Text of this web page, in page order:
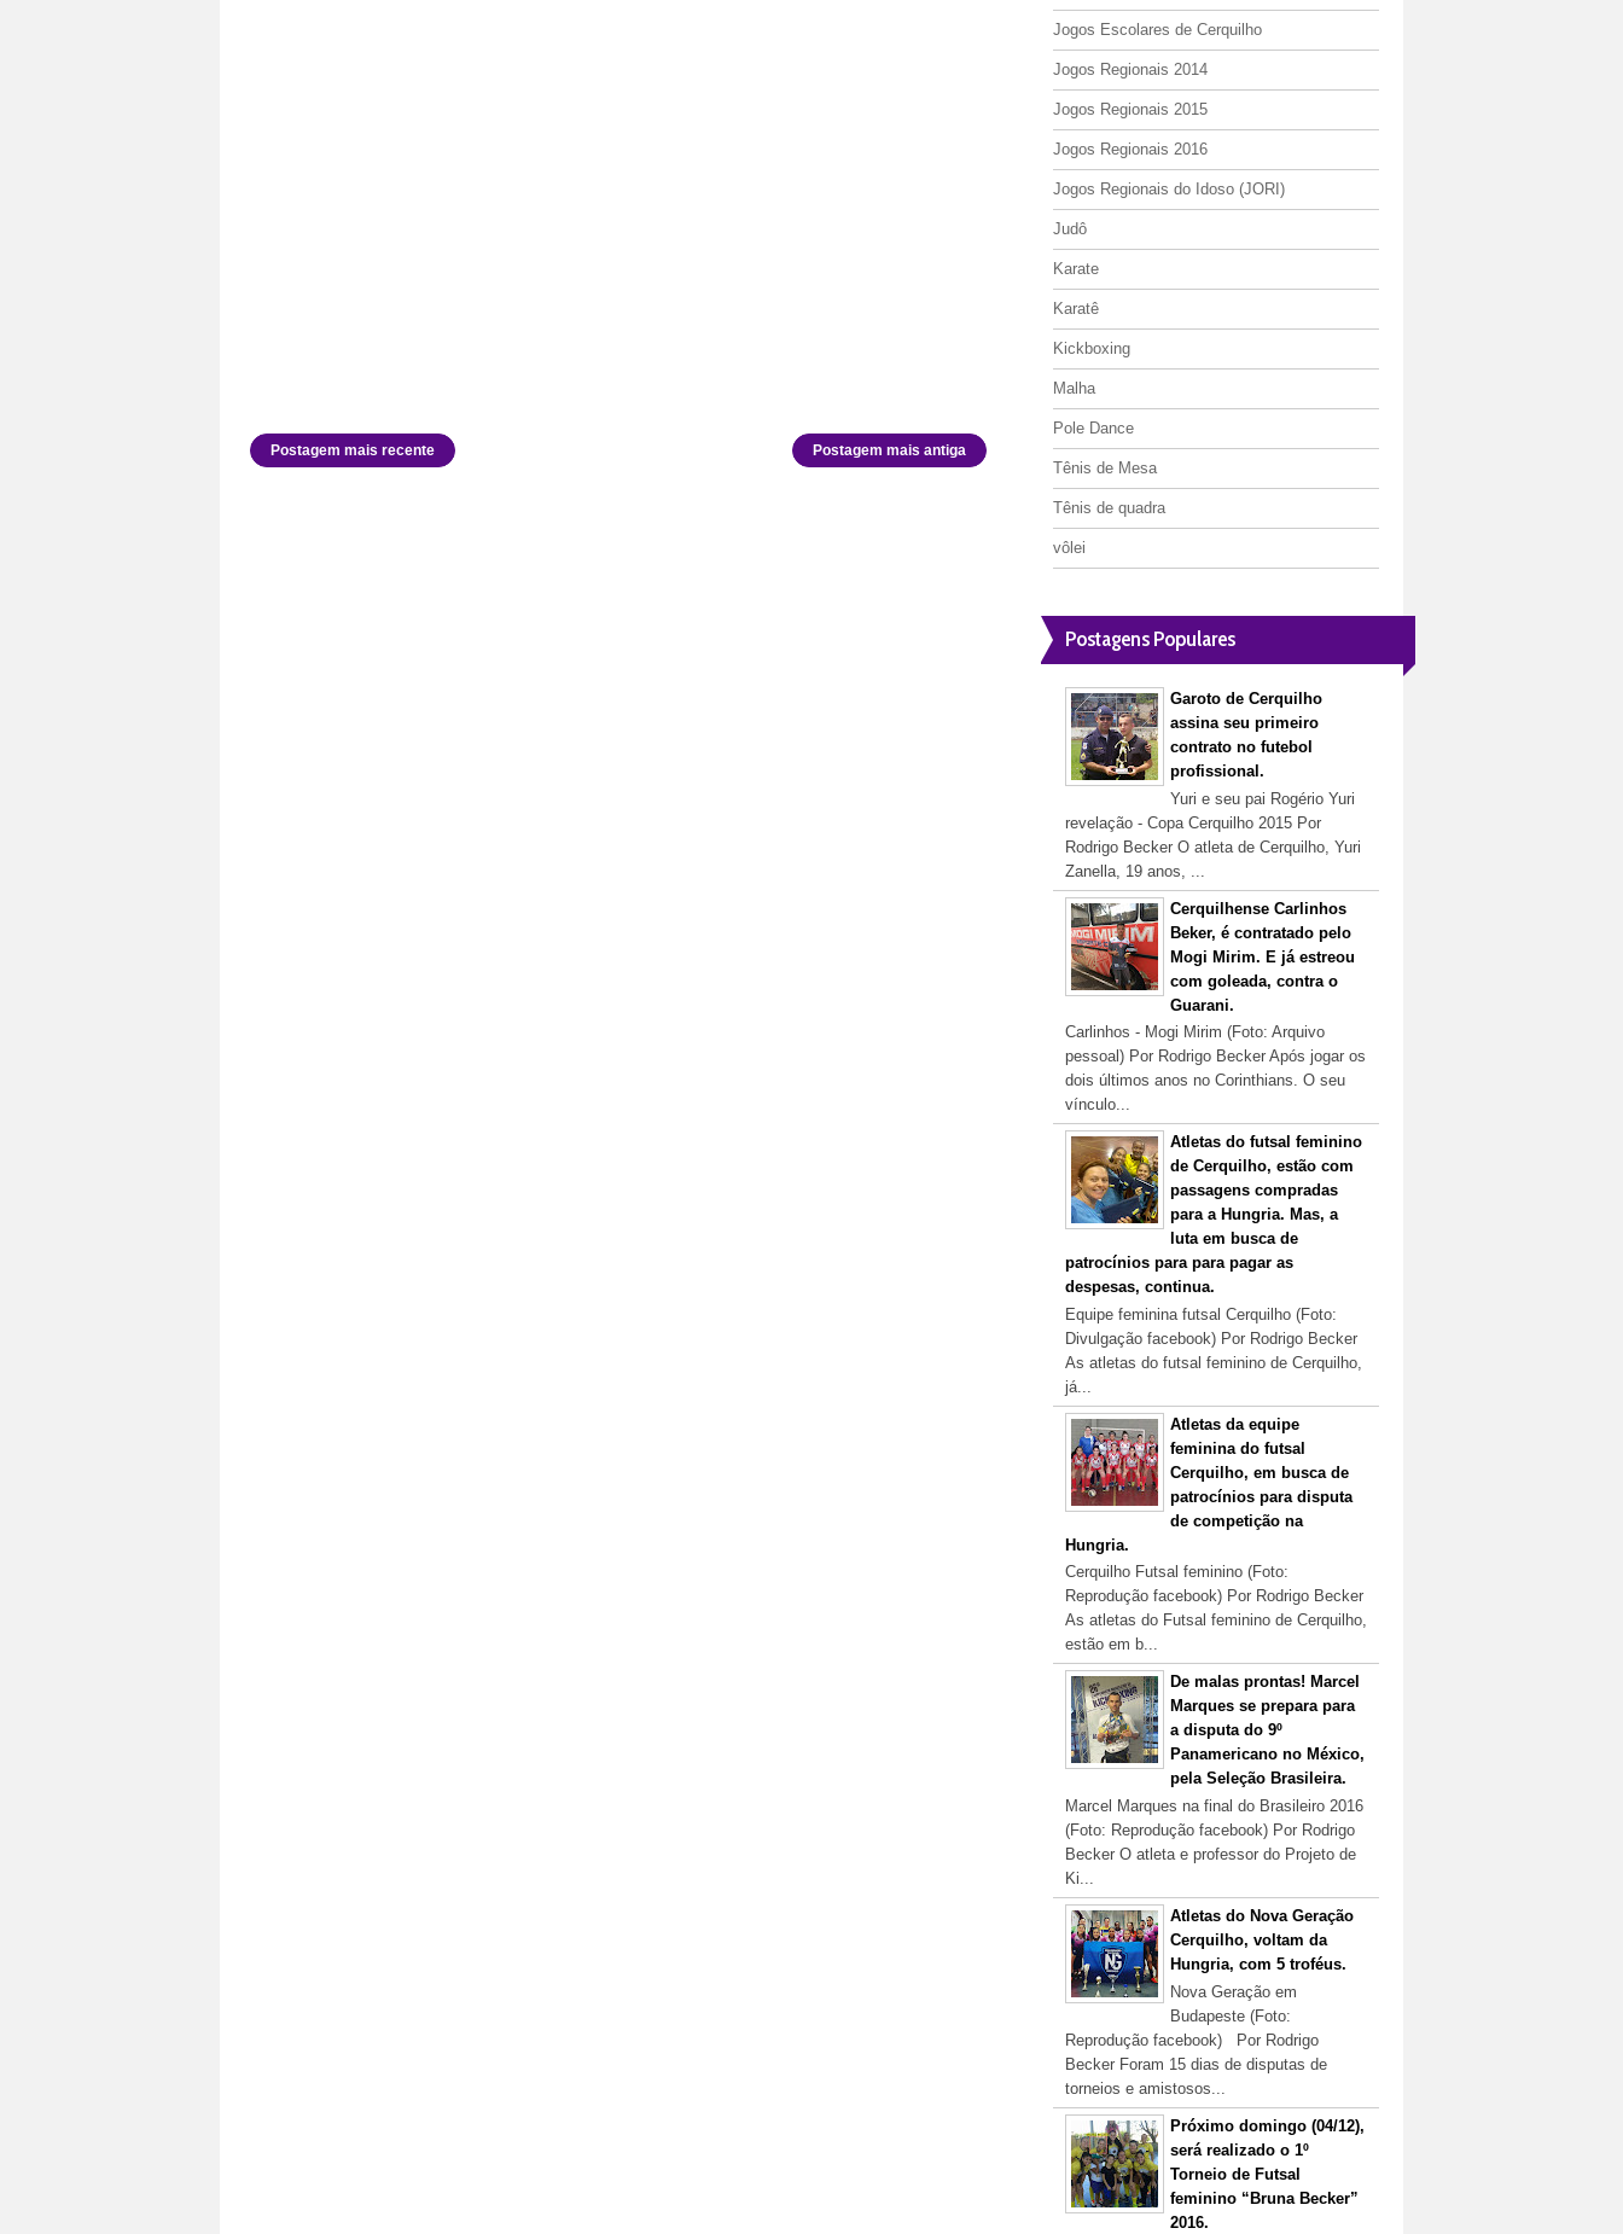
Postagem mais recente Postagem mais antiga
Jogos Escolares de Cerquilho
Jogos Regionais 2014
Jogos Regionais 2015
Jogos Regionais 2016
Jogos Regionais do Idoso (JORI)
Judô
Karate
Karatê
Kickboxing
Malha
Pole Dance
Tênis de Mesa
Tênis de quadra
vôlei
Postagens Populares
Garoto de Cerquilho
assina seu primeiro
contrato no futebol
profissional.
Yuri e seu pai Rogério Yuri
revelação - Copa Cerquilho 2015 Por
Rodrigo Becker O atleta de Cerquilho, Yuri
Zanella, 19 anos, ...
Cerquilhense Carlinhos
Beker, é contratado pelo
Mogi Mirim. E já estreou
com goleada, contra o
Guarani.
Carlinhos - Mogi Mirim (Foto: Arquivo
pessoal) Por Rodrigo Becker Após jogar os
dois últimos anos no Corinthians. O seu
vínculo...
Atletas do futsal feminino
de Cerquilho, estão com
passagens compradas
para a Hungria. Mas, a
luta em busca de
patrocínios para para pagar as
despesas, continua.
Equipe feminina futsal Cerquilho (Foto:
Divulgação facebook) Por Rodrigo Becker
As atletas do futsal feminino de Cerquilho,
já...
Atletas da equipe
feminina do futsal
Cerquilho, em busca de
patrocínios para disputa
de competição na
Hungria.
Cerquilho Futsal feminino (Foto:
Reprodução facebook) Por Rodrigo Becker
As atletas do Futsal feminino de Cerquilho,
estão em b...
De malas prontas! Marcel
Marques se prepara para
a disputa do 9º
Panamericano no México,
pela Seleção Brasileira.
Marcel Marques na final do Brasileiro 2016
(Foto: Reprodução facebook) Por Rodrigo
Becker O atleta e professor do Projeto de
Ki...
Atletas do Nova Geração
Cerquilho, voltam da
Hungria, com 5 troféus.
Nova Geração em
Budapeste (Foto:
Reprodução facebook) Por Rodrigo
Becker Foram 15 dias de disputas de
torneios e amistosos...
Próximo domingo (04/12),
será realizado o 1º
Torneio de Futsal
feminino “Bruna Becker”
2016.